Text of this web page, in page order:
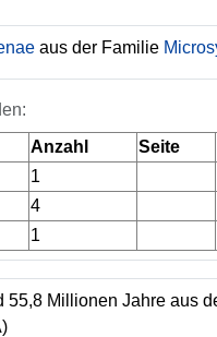
aus der Familie
Anzahl Seite
1
4
1
55,8 Millionen Jahre aus